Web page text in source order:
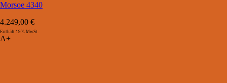
Morsoe 4340
4.249,00 €
Enthält 19% MwSt.
A+